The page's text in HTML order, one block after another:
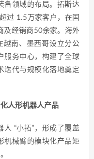
备领域的布局。拓斯达
过 1.5万家客户，在国
及经销商50余家。海外
越南、墨西哥设立分公
服务中心，构建了全球
迭代与规模化落地奠定
人形机器人产品
“小拓”，形成了覆盖
机械臂的模块化产品矩